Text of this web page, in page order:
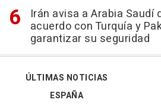
Irán avisa a Arabia Saudí
acuerdo con Turquía y
garantizar su seguridad
ÚLTIMAS NOTICIAS
ESPAÑA